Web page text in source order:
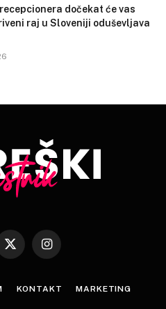
dočekat će vas
raj u Sloveniji oduševljava
X
Instagram
KONTAKT MARKETING